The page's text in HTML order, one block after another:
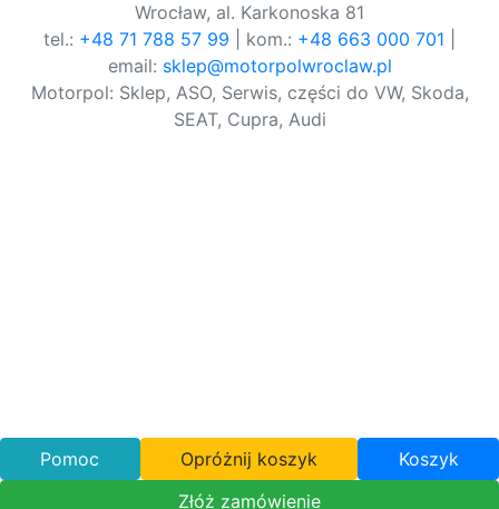
Wrocław, al. Karkonoska 81
tel.: +48 71 788 57 99 | kom.: +48 663 000 701
email: sklep@motorpolwroclaw.pl
Motorpol: Sklep, ASO, Serwis, części do VW, Skoda,
SEAT, Cupra, Audi
Pomoc Opróżnij koszyk
Koszyk
Złóż zamówienie